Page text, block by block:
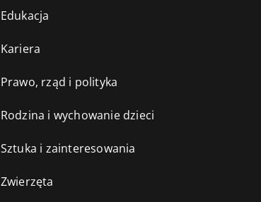
Edukacja
Kariera
Prawo, rząd i polityka
Rodzina i wychowanie dzieci
Sztuka i zainteresowania
Zwierzęta